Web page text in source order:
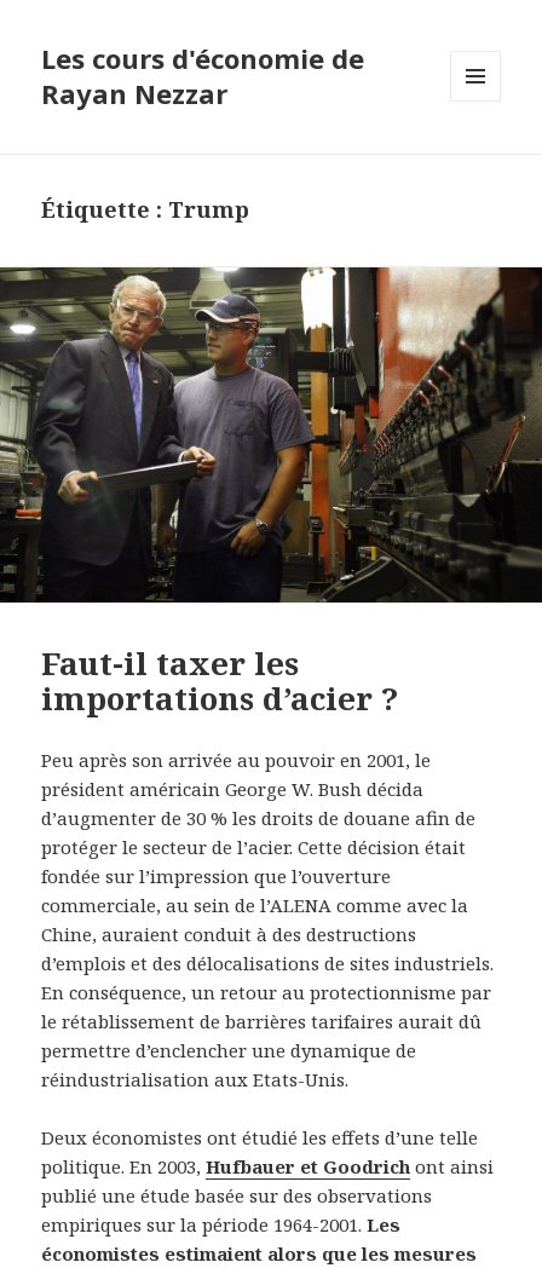
Les cours d'économie de
Rayan Nezzar
Étiquette : Trump
Faut-il taxer les
importations d’acier ?
Peu après son arrivée au pouvoir en 2001, le
président américain George W. Bush décida
d’augmenter de 30 % les droits de douane afin de
protéger le secteur de l’acier. Cette décision était
fondée sur l’impression que l’ouverture
commerciale, au sein de l’ALENA comme avec la
Chine, auraient conduit à des destructions
d’emplois et des délocalisations de sites industriels.
En conséquence, un retour au protectionnisme par
le rétablissement de barrières tarifaires aurait dû
permettre d’enclencher une dynamique de
réindustrialisation aux Etats-Unis.
Deux économistes ont étudié les effets d’une telle
politique. En 2003,Hufbauer et Goodrich ont ainsi
publié une étude basée sur des observations
empiriques sur la période 1964-2001.Les
économistes estimaient alors que les mesures